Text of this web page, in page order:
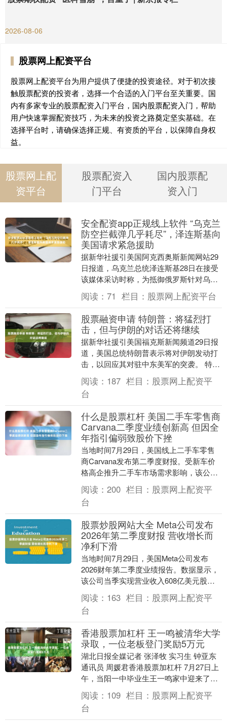
2026-08-06
股票网上配资平台
股票网上配资平台为用户提供了便捷的投资途径。对于初次接
触股票配资的投资者，选择一个合适的入门平台至关重要。国
内有多家专业的股票配资入门平台，国内股票配资入门，帮助
用户快速掌握配资技巧，为未来的投资之路奠定坚实基础。在
选择平台时，请确保选择正规、有资质的平台，以保障自身权
益。
股票网上配
资平台
股票配资入
门平台
国内股票配
资入门
安全配资app正规线上软件 “乌克兰
防空拦截弹几乎耗尽”，泽连斯基向
美国请求紧急援助
据新华社援引美国阿克西奥斯新闻网站29
日报道，乌克兰总统泽连斯基28日在接受
该媒体采访时称，为抵御俄罗斯针对乌能
源基础设施的攻击，他已请求美国总统特
朗普紧急提供....
阅读： 71 栏目： 股票网上配资平台
股票融资申请 特朗普：将猛烈打
击，但与伊朗的对话还将继续
据新华社援引美国福克斯新闻频道29日报
道，美国总统特朗普表示将对伊朗发动打
击，以回应其对驻中东美军的突袭。 特朗
普在接受福克斯新闻频道记者采访时说，
“我们将对他....
阅读： 187 栏目： 股票网上配资平
台
什么是股票杠杆 美国二手车零售商
Carvana二季度业绩创新高 但因全
年指引偏弱致股价下挫
当地时间7月29日，美国线上二手车零售
商Carvana发布第二季度财报。受新车价
格高企推升二手车市场需求影响，该公司
当季销量与利润均创历史新高。然而，由
于其公布....
阅读： 200 栏目： 股票网上配资平
台
股票炒股网站大全 Meta公司发布
2026年第二季度财报 营收增长而
净利下滑
当地时间7月29日，美国Meta公司发布
2026财年第二季度业绩报告。数据显示，
该公司当季实现营业收入608亿美元股票
炒股网站大全，同比增长28%；受高昂运
营成....
阅读： 163 栏目： 股票网上配资平
台
香港股票加杠杆 王一鸣被清华大学
录取，一位老板登门奖励5万元
湖北日报全媒记者 张泽牧 实习生 钟亚东
通讯员 周媛君香港股票加杠杆 7月27日上
午，当阳一中毕业生王一鸣家中迎来了一
位特殊的客人——湖北宜养生物科技有限
公司....
阅读： 109 栏目： 股票网上配资平
台